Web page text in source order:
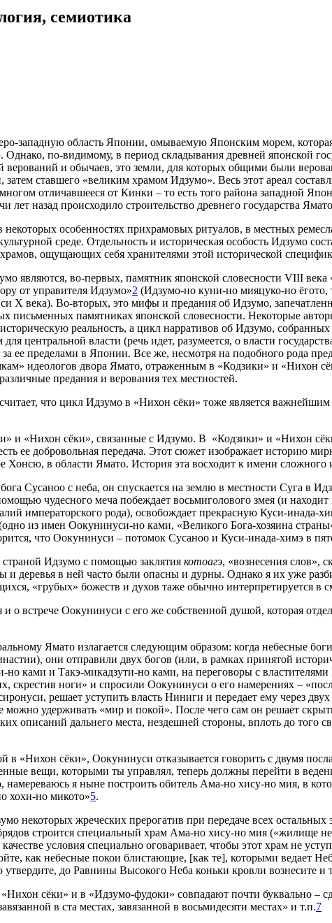
семиотика
западную область Японии, омываемую Японским морем,
по-видимому, в период складывания древней японской
верований и обычаев, это земли, для которых общими были
ставшего «великим храмом Идзумо». Весь этот ареал
отличавшееся от Кинки – то есть того района западной
назад происходило строительство древнего государства
особенностях прихрамовых ритуалов, в местных
среде. Отдельность и историческая особость Идзумо
ощущающих себя хранителями этой исторической
являются, во-первых, памятник японской словесности VIII
от управителя Идзумо»2 (Идзумо-но куни-но мияцуко-но ёгото,
Х века). Во-вторых, это мифы и предания об Идзумо,
письменных памятниках японской словесности. Некоторые
реальность, а цикл нарративов об Идзумо,
центральной власти (речь идет, разумеется, о власти
за ее пределами в Японии. Все же, несмотря на подобного рода
идеологов двора Ямато, отраженным в «Кодзики» и «Нихон
предания и верования тех местностей.
что цикл Идзумо в «Нихон сёки» тоже является
и «Нихон сёки», связанные с Идзумо. В «Кодзики» и «Нихон
ее добровольная передача. Этот сюжет изображает историю
Хонсю, в области Ямато. История эта восходит к имени
Сусаноо с неба, он спускается на землю в местности Суга в
чудесного меча побеждает восьмиголового змея (и
императорского рода), освобождает прекрасную Куси-инада-
из имен Оокунинуси-но ками, «Великого Бога-хозяина
что Оокунинуси – потомок Сусаноо и Куси-инада-химэ в
Идзумо с помощью заклятия котоагэ, «вознесения слов»,
и деревья в ней часто были опасны и дурны. Однако я их уже
«грубых» божеств и духов таже обычно интерпретируется в
о встрече Оокунинуси с его же собственной душой, которая
Ямато излагается следующим образом: когда небесные
они отправили двух богов (или, в рамках принятой
ками и Такэ-микадзути-но ками, на переговоры с
скрестив ноги» и спросили Оокунинуси о его намерениях –
решает уступить власть Ниниги и передает ему через
удерживать «мир и покой». После чего сам он решает
описаний дальнего места, нездешней стороны, вплоть до того
в «Нихон сёки», Оокунинуси отказывается говорить с двумя
вещи, которыми ты управлял, теперь должны перейти в
я ныне построить обитель Ама-но хису-но мия, в
хохи-но микото»5.
некоторых жреческих прерогатив при передаче всех
строится специальный храм Ама-но хису-но мия («жилище
условия специально оговаривает, чтобы этот храм не
как небесные покои блистающие, [как те], которыми ведает
утвердите, до Равнины Высокого Неба коньки кровли вознесите и
сёки» и в «Идзумо-фудоки» совпадают почти буквально –
в ста местах, завязанной в восьмидесяти местах» и т.п.7